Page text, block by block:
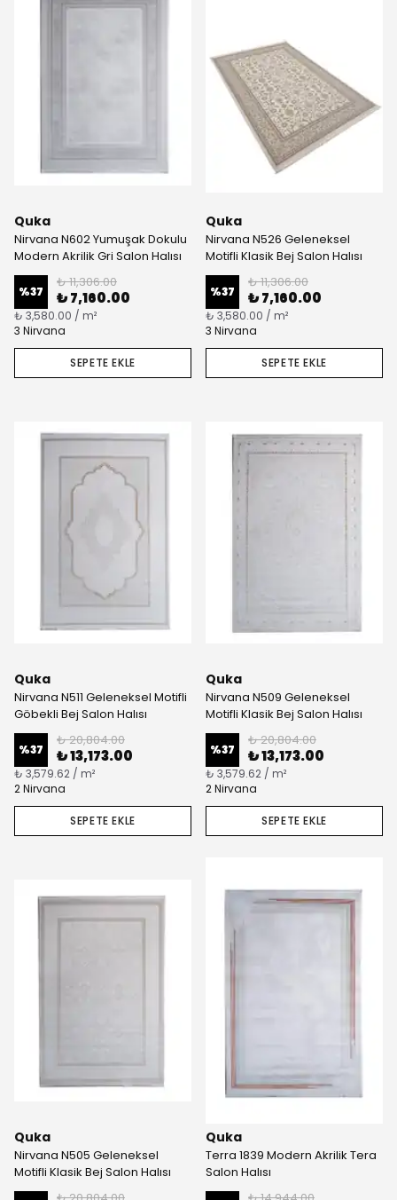
Quka
Nirvana N602 Yumuşak Dokulu
Modern Akrilik Gri Salon Halısı
%37
₺ 11,306.00
₺ 7,160.00
₺ 3,580.00 / m²
3 Nirvana
SEPETE EKLE
Quka
Nirvana N526 Geleneksel
Motifli Klasik Bej Salon Halısı
%37
₺ 11,306.00
₺ 7,160.00
₺ 3,580.00 / m²
3 Nirvana
SEPETE EKLE
Quka
Nirvana N511 Geleneksel Motifli
Göbekli Bej Salon Halısı
%37
₺ 20,804.00
₺ 13,173.00
₺ 3,579.62 / m²
2 Nirvana
SEPETE EKLE
Quka
Nirvana N509 Geleneksel
Motifli Klasik Bej Salon Halısı
%37
₺ 20,804.00
₺ 13,173.00
₺ 3,579.62 / m²
2 Nirvana
SEPETE EKLE
Quka
Nirvana N505 Geleneksel
Motifli Klasik Bej Salon Halısı
Quka
Terra 1839 Modern Akrilik Tera
Salon Halısı